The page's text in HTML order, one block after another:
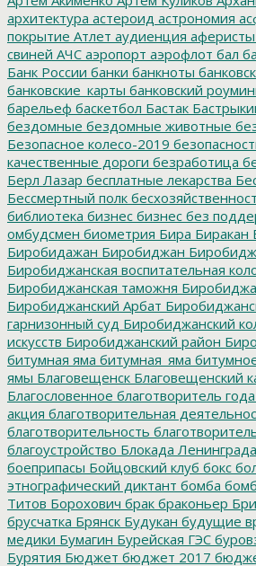
архитектура астероид астрономия
покрытие Атлет аудиенция аферисты
свиней АЧС аэропорт аэрофлот бал
Банк России банки банкноты
банковские_карты банковский
барельеф баскетбол Бастак
бездомные бездомные животные
Безопасное колесо-2019
качественные дороги безработица
Берл Лазар бесплатные лекарства
Бессмертный полк
библиотека бизнес бизнес без
омбудсмен биометрия Бира Биракан
Биробидажан Биробиджан
Биробиджанская воспитательная
Биробиджанская таможня
Биробиджанский Арбат
гарнизонный суд Биробиджанский
искусств Биробиджанский район
битумная яма битумная_яма
ямы Благовещенск Благовещенский
Благословенное благотворитель года
акция благотворительная
благотворительность
благоустройство Блокада Ленинграда
боеприпасы Бойцовский клуб бокс
этнографический диктант бомба
Титов Борохович брак браконьер
брусчатка Брянск Будукан будущие
медики Бумагин Бурейская ГЭС
Бурятия Бюджет бюджет 2017